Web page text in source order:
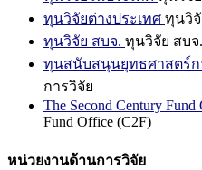
ทุนวิจัยต่างประเทศ ทุนวิจั
ทุนวิจัย สบจ. ทุนวิจัย สบจ.
ทุนสนับสนุนยุทธศาสตร์ก
การวิจัย
The Second Century
Fund Office (C2F)
หน่วยงานด้านการวิจัย